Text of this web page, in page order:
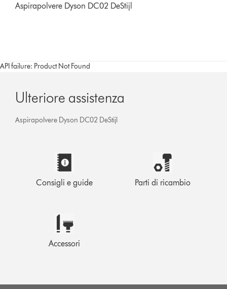
Aspirapolvere Dyson DC02 DeStijl
API failure: Product Not Found
Ulteriore assistenza
Aspirapolvere Dyson DC02 DeStijl
Consigli e guide Parti di ricambio
Accessori